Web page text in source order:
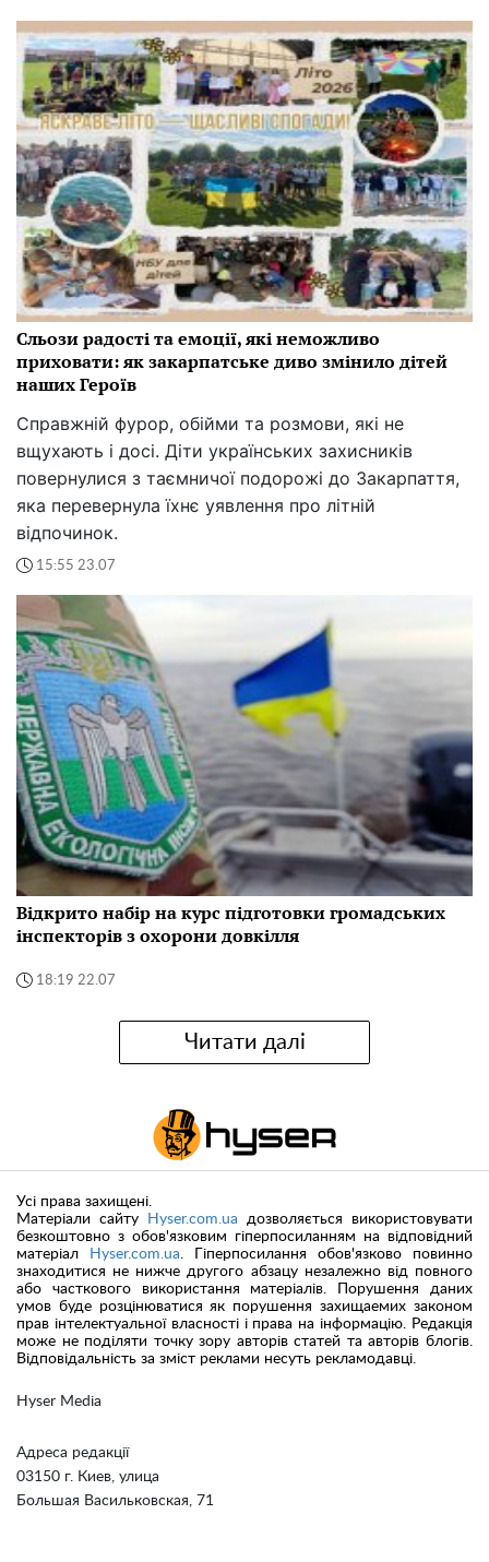
Сльози радості та емоції, які неможливо
приховати: як закарпатське диво змінило дітей
наших Героїв
Справжній фурор, обійми та розмови, які не
вщухають і досі. Діти українських захисників
повернулися з таємничої подорожі до Закарпаття,
яка перевернула їхнє уявлення про літній
відпочинок.
15:55 23.07
Відкрито набір на курс підготовки громадських
інспекторів з охорони довкілля
18:19 22.07
Читати далі
Hyser Media
Адреса редакції
03150 г. Киев, улица
Большая Васильковская, 71
Усі права захищені.
Матеріали сайту
Hyser.com.ua дозволяється використовувати
безкоштовно з обов'язковим гіперпосиланням на відповідний
матеріал
Hyser.com.ua. Гіперпосилання обов'язково повинно
знаходитися не нижче другого абзацу незалежно від повного
або часткового використання матеріалів. Порушення даних
умов буде розцінюватися як порушення захищаемих законом
прав інтелектуальної власності і права на інформацію. Редакція
може не поділяти точку зору авторів статей та авторів блогів.
Відповідальність за зміст реклами несуть рекламодавці.